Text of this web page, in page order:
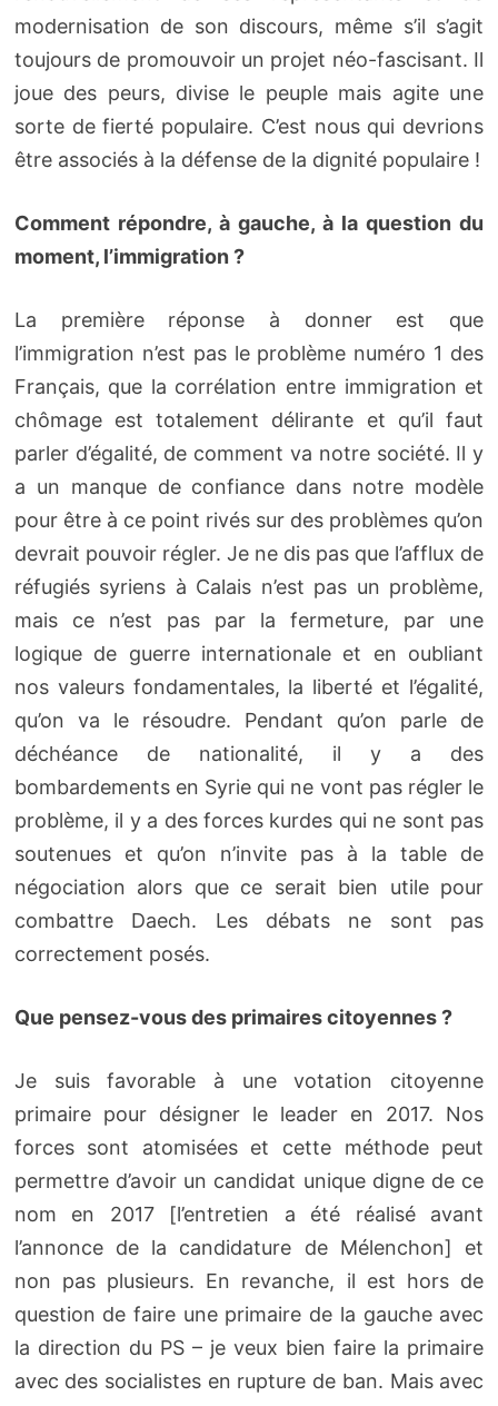
modernisation de son discours, même s’il s’agit
toujours de promouvoir un projet néo-fascisant. Il
joue des peurs, divise le peuple mais agite une
sorte de fierté populaire. C’est nous qui devrions
être associés à la défense de la dignité populaire !
Comment répondre, à gauche, à la question du
moment, l’immigration ?
La première réponse à donner est que
l’immigration n’est pas le problème numéro 1 des
Français, que la corrélation entre immigration et
chômage est totalement délirante et qu’il faut
parler d’égalité, de comment va notre société. Il y
a un manque de confiance dans notre modèle
pour être à ce point rivés sur des problèmes qu’on
devrait pouvoir régler. Je ne dis pas que l’afflux de
réfugiés syriens à Calais n’est pas un problème,
mais ce n’est pas par la fermeture, par une
logique de guerre internationale et en oubliant
nos valeurs fondamentales, la liberté et l’égalité,
qu’on va le résoudre. Pendant qu’on parle de
déchéance de nationalité, il y a des
bombardements en Syrie qui ne vont pas régler le
problème, il y a des forces kurdes qui ne sont pas
soutenues et qu’on n’invite pas à la table de
négociation alors que ce serait bien utile pour
combattre Daech. Les débats ne sont pas
correctement posés.
Que pensez-vous des primaires citoyennes ?
Je suis favorable à une votation citoyenne
primaire pour désigner le leader en 2017. Nos
forces sont atomisées et cette méthode peut
permettre d’avoir un candidat unique digne de ce
nom en 2017 [l’entretien a été réalisé avant
l’annonce de la candidature de Mélenchon] et
non pas plusieurs. En revanche, il est hors de
question de faire une primaire de la gauche avec
la direction du PS – je veux bien faire la primaire
avec des socialistes en rupture de ban. Mais avec